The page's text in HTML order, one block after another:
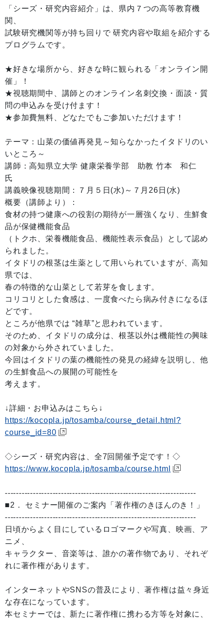
「シーズ・研究内容紹介」は、県内７つの高等教育機
関、
試験研究機関等が持ち回りで 研究内容や取組を紹介する
プログラムです。
★好きな場所から、好きな時に観られる「オンライン開
催」！
★視聴期間中、講師とのオンライン名刺交換・面談・質
問の申込みを受け付ます！
★参加費無料、どなたでもご参加いただけます！
テーマ：山菜の価値再発見～知らなかったイタドリのい
いところ～
講師：高知県立大学 健康栄養学部 助教 竹本 和仁
氏
講義映像視聴期間：７月５日(水)～７月26日(水)
概要（講師より）：
食材の持つ健康への役割の期待が一層強くなり、生鮮食
品が保健機能食品
（トクホ、栄養機能食品、機能性表示食品）として認め
られました。
イタドリの根茎は生薬として用いられていますが、高知
県では、
春の特徴的な山菜として若芽を食します。
コリコリとした食感は、一度食べたら病み付きになるほ
どです。
ところが他県では “雑草”と思われています。
そのため、イタドリの成分は、根茎以外は機能性の興味
の対象から外されていました。
今回はイタドリの葉の機能性の発見の経緯を説明し、他
の生鮮食品への展開の可能性を
考えます。
↓詳細・お申込みはこちら↓
https://kocopla.jp/tosamba/course_detail.html?
course_id=80
◇シーズ・研究内容は、全7回開催予定です！◇
https://www.kocopla.jp/tosamba/course.html
--------------------------------------------------------------------
■2． セミナー開催のご案内「著作権のきほんのき！」
--------------------------------------------------------------------
日頃からよく目にしているロゴマークや写真、映画、ア
ニメ、
キャラクター、音楽等は、誰かの著作物であり、それぞ
れに著作権があります。
インターネットやSNSの普及により、著作権は益々身近
な存在になっています。
本セミナーでは、新たに著作権に携わる方等を対象に、